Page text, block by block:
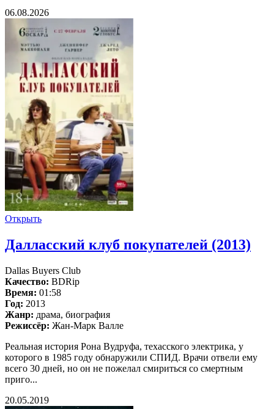
06.08.2026
Открыть
Далласский клуб покупателей (2013)
Dallas Buyers Club
Качество: BDRip
Время: 01:58
Год: 2013
Жанр: драма, биография
Режиссёр: Жан-Марк Валле
Реальная история Рона Вудруфа, техасского электрика, у
которого в 1985 году обнаружили СПИД. Врачи отвели ему
всего 30 дней, но он не пожелал смириться со смертным
приго...
20.05.2019